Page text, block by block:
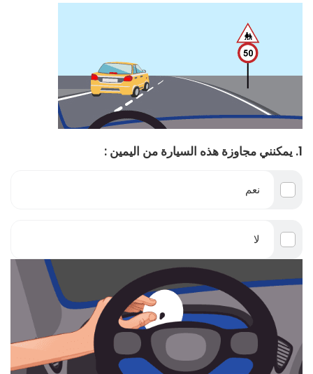
1. يمكنني مجاوزة هذه السيارة من اليمين :
نعم
لا